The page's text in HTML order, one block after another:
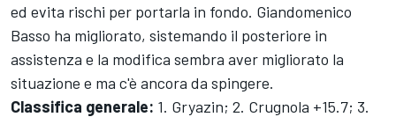
ed evita rischi per portarla in fondo. Giandomenico
Basso ha migliorato, sistemando il posteriore in
assistenza e la modifica sembra aver migliorato la
situazione e ma c'è ancora da spingere.
Classifica generale: 1. Gryazin; 2. Crugnola +15.7; 3.